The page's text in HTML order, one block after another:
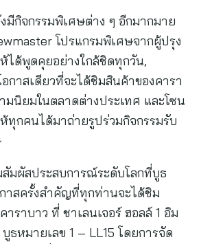
มีกิจกรรมพิเศษต่าง ๆ อีกมากมาย
โปรแกรมพิเศษจากผู้ปรุง
ห้ได้พูดคุยอย่างใกล้ชิดทุกวัน,
กาสเดียวที่จะได้ชิมสินค้าของคารา
มนิยมในตลาดต่างประเทศ และโซน
ทุกคนได้มาถ่ายรูปร่วมกิจกรรมรับ
มผัสประสบการณ์ระดับโลกที่บูธ
กาสครั้งสำคัญที่ทุกท่านจะได้ชิม
าราบาว ที่ ชาเลนเจอร์ ฮอลล์ 1 อิม
ธหมายเลข 1 – LL15 โดยการจัด